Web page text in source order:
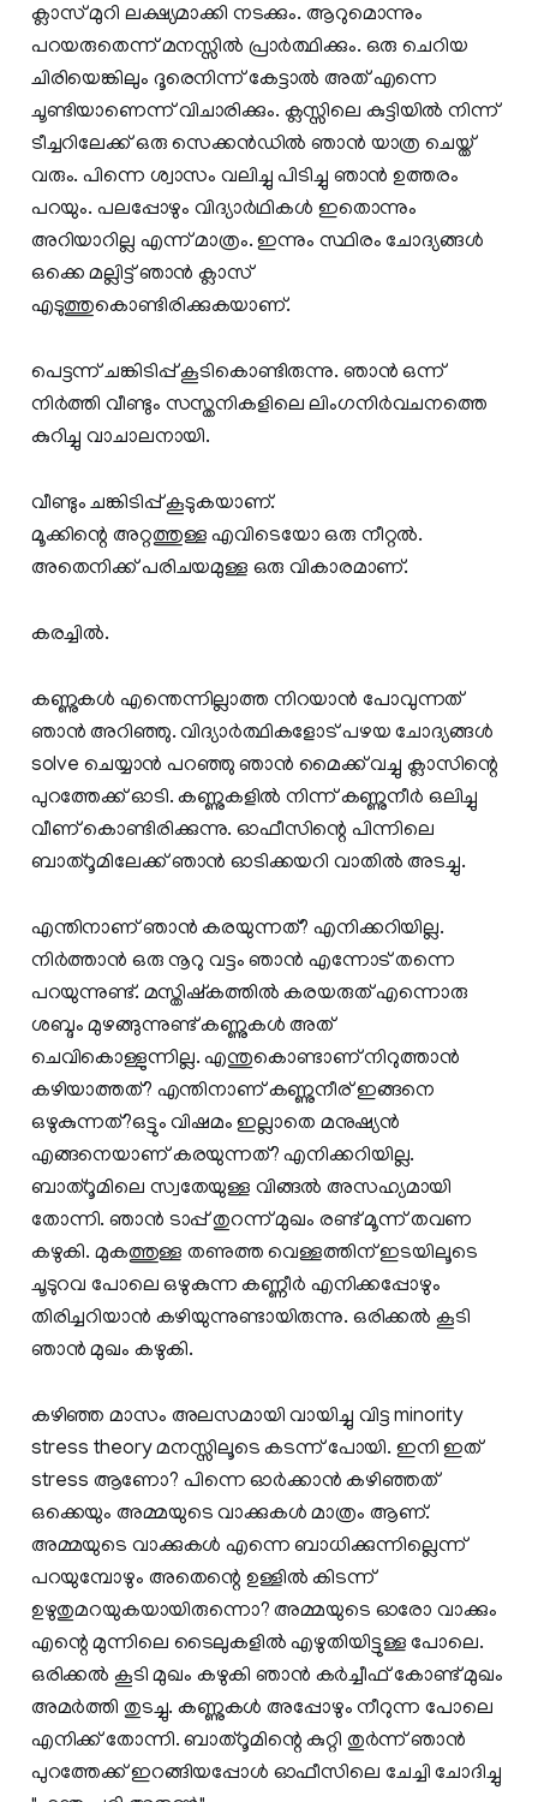
ക്ലാസ് മുറി ലക്ഷ്യമാക്കി നടക്കും. ആറുമൊന്നും
പറയരുതെന്ന് മനസ്സിൽ പ്രാർത്ഥിക്കും. ഒരു ചെറിയ
ചിരിയെങ്കിലും ദൂരെനിന്ന് കേട്ടാൽ അത് എന്നെ
ചൂണ്ടിയാണെന്ന് വിചാരിക്കും. ക്ലസ്സിലെ കുട്ടിയിൽ നിന്ന്
ടീച്ചറിലേക്ക് ഒരു സെക്കൻഡിൽ ഞാൻ യാത്ര ചെയ്ത്
വരും. പിന്നെ ശ്വാസം വലിച്ചു പിടിച്ചു ഞാൻ ഉത്തരം
പറയും. പലപ്പോഴും വിദ്യാർഥികൾ ഇതൊന്നും
അറിയാറില്ല എന്ന് മാത്രം. ഇന്നും സ്ഥിരം ചോദ്യങ്ങൾ
ഒക്കെ മല്ലിട്ട് ഞാൻ ക്ലാസ്
എടുത്തുകൊണ്ടിരിക്കുകയാണ്.
പെട്ടന്ന് ചങ്കിടിപ്പ് കൂടികൊണ്ടിരുന്നു. ഞാൻ ഒന്ന്
നിർത്തി വീണ്ടും സസ്തനികളിലെ ലിംഗനിർവചനത്തെ
കുറിച്ചു വാചാലനായി.
വീണ്ടും ചങ്കിടിപ്പ് കൂടുകയാണ്.
മൂക്കിന്റെ അറ്റത്തുള്ള എവിടെയോ ഒരു നീറ്റൽ.
അതെനിക്ക് പരിചയമുള്ള ഒരു വികാരമാണ്.
കരച്ചിൽ.
കണ്ണുകൾ എന്തെന്നില്ലാത്ത നിറയാൻ പോവുന്നത്
ഞാൻ അറിഞ്ഞു. വിദ്യാർത്ഥികളോട് പഴയ ചോദ്യങ്ങൾ
solve ചെയ്യാൻ പറഞ്ഞു ഞാൻ മൈക്ക് വച്ചു ക്ലാസിന്റെ
പുറത്തേക്ക് ഓടി. കണ്ണുകളിൽ നിന്ന് കണ്ണുനീർ ഒലിച്ചു
വീണ് കൊണ്ടിരിക്കുന്നു. ഓഫീസിന്റെ പിന്നിലെ
ബാത്റൂമിലേക്ക് ഞാൻ ഓടിക്കയറി വാതിൽ അടച്ചു.
എന്തിനാണ് ഞാൻ കരയുന്നത്? എനിക്കറിയില്ല.
നിർത്താൻ ഒരു നൂറു വട്ടം ഞാൻ എന്നോട് തന്നെ
പറയുന്നുണ്ട്. മസ്തിഷ്കത്തിൽ കരയരുത് എന്നൊരു
ശബ്ദം മുഴങ്ങുന്നുണ്ട് കണ്ണുകൾ അത്
ചെവികൊള്ളുന്നില്ല. എന്തുകൊണ്ടാണ് നിറുത്താൻ
കഴിയാത്തത്? എന്തിനാണ് കണ്ണുനീര് ഇങ്ങനെ
ഒഴുകുന്നത്?ഒട്ടും വിഷമം ഇല്ലാതെ മനുഷ്യൻ
എങ്ങനെയാണ് കരയുന്നത്? എനിക്കറിയില്ല.
ബാത്റൂമിലെ സ്വതേയുള്ള വിങ്ങൽ അസഹ്യമായി
തോന്നി. ഞാൻ ടാപ്പ് തുറന്ന് മുഖം രണ്ട് മൂന്ന് തവണ
കഴുകി. മുകത്തുള്ള തണുത്ത വെള്ളത്തിന് ഇടയിലൂടെ
ചൂടുറവ പോലെ ഒഴുകുന്ന കണ്ണീർ എനിക്കപ്പോഴും
തിരിച്ചറിയാൻ കഴിയുന്നുണ്ടായിരുന്നു. ഒരിക്കൽ കൂടി
ഞാൻ മുഖം കഴുകി.
കഴിഞ്ഞ മാസം അലസമായി വായിച്ചു വിട്ട minority
stress theory മനസ്സിലൂടെ കടന്ന് പോയി. ഇനി ഇത്
stress ആണോ? പിന്നെ ഓർക്കാൻ കഴിഞ്ഞത്
ഒക്കെയും അമ്മയുടെ വാക്കുകൾ മാത്രം ആണ്.
അമ്മയുടെ വാക്കുകൾ എന്നെ ബാധിക്കുന്നില്ലെന്ന്
പറയുമ്പോഴും അതെന്റെ ഉള്ളിൽ കിടന്ന്
ഉഴുതുമറയുകയായിരുന്നൊ? അമ്മയുടെ ഓരോ വാക്കും
എന്റെ മുന്നിലെ ടൈലുകളിൽ എഴുതിയിട്ടുള്ള പോലെ.
ഒരിക്കൽ കൂടി മുഖം കഴുകി ഞാൻ കർച്ചീഫ് കോണ്ട് മുഖം
അമർത്തി തുടച്ചു. കണ്ണുകൾ അപ്പോഴും നീറുന്ന പോലെ
എനിക്ക് തോന്നി. ബാത്റൂമിന്റെ കുറ്റി തുർന്ന് ഞാൻ
പുറത്തേക്ക് ഇറങ്ങിയപ്പോൾ ഓഫീസിലെ ചേച്ചി ചോദിച്ചു